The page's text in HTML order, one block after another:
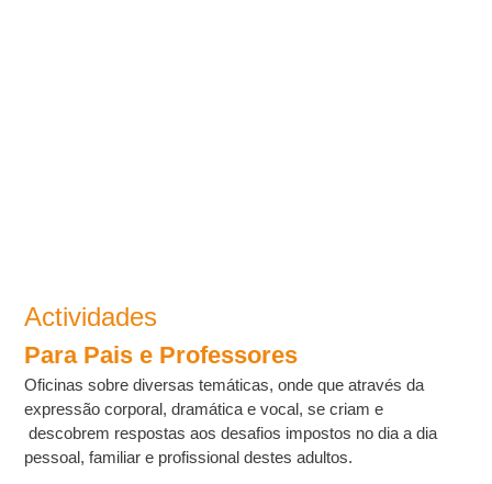
Actividades
Para Pais e Professores
Oficinas sobre diversas temáticas, onde que através da
expressão corporal, dramática e vocal, se criam e
descobrem respostas aos desafios impostos no dia a dia
pessoal, familiar e profissional destes adultos.